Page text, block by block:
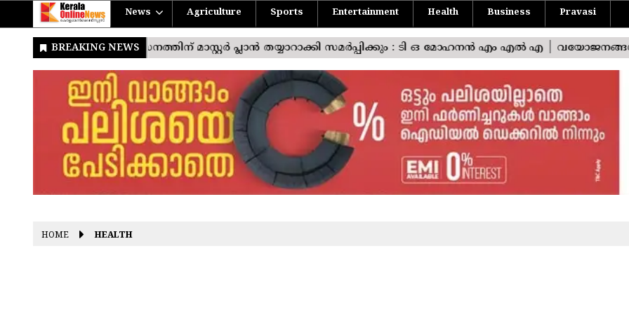
News Agriculture Sports Entertainment Health Business Pravasi
HOME HEALTH